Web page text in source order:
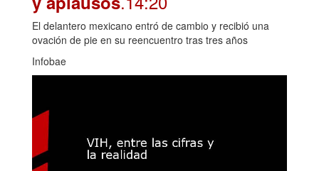
El delantero mexicano entró de cambio y recibió una
ovación de pie en su reencuentro tras tres años
Infobae